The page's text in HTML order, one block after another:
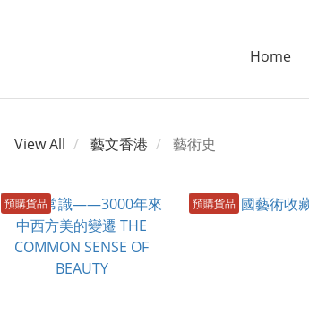
Home
View All 藝文香港 藝術史
預購貨品 預購貨品